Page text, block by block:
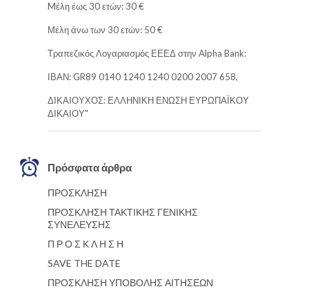
Mέλη έως 30 ετών: 30 €
Μέλη άνω των 30 ετών: 50 €
Τραπεζικός Λογαριασμός ΕΕΕΔ στην Alpha Bank:
ΙΒΑΝ: GR89 0140 1240 1240 0200 2007 658,
ΔΙΚΑΙΟΥΧΟΣ: ΕΛΛΗΝΙΚΗ ΕΝΩΣΗ ΕΥΡΩΠΑΪΚΟΥ
ΔΙΚΑΙΟΥ"
Πρόσφατα άρθρα
ΠΡΟΣΚΛΗΣΗ
ΠΡΟΣΚΛΗΣΗ ΤΑΚΤΙΚΗΣ ΓΕΝΙΚΗΣ
ΣΥΝΕΛΕΥΣΗΣ
Π Ρ Ο Σ Κ Λ Η Σ Η
SAVE THE DATE
ΠΡΟΣΚΛΗΣΗ ΥΠΟΒΟΛΗΣ ΑΙΤΗΣΕΩΝ